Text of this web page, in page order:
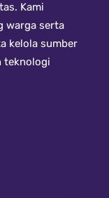
Kami
warga serta
kelola sumber
teknologi